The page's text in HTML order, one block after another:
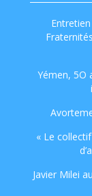
Yémen, 5O
« Le
Javier Milei